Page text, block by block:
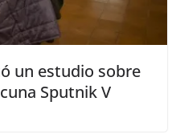
un estudio sobre
Sputnik V